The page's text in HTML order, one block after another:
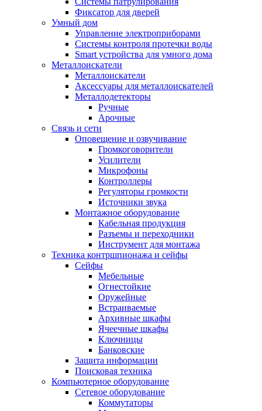
Фиксатор для дверей
Умный дом
Управление электроприборами
Системы контроля протечки воды
Smart устройства для умного дома
Металлоискатели
Металлоискатели
Аксессуары для металлоискателей
Металлодетекторы
Ручные
Арочные
Связь и сети
Оповещение и озвучивание
Громкоговорители
Усилители
Микрофоны
Контроллеры
Регуляторы громкости
Источники звука
Монтажное оборудование
Кабельная продукция
Разъемы и переходники
Инструмент для монтажа
Техника контршпионажа и сейфы
Сейфы
Мебельные
Огнестойкие
Оружейные
Встраиваемые
Архивные шкафы
Ячеечные шкафы
Ключницы
Банковские
Защита информации
Поисковая техника
Компьютерное оборудование
Сетевое оборудование
Коммутаторы